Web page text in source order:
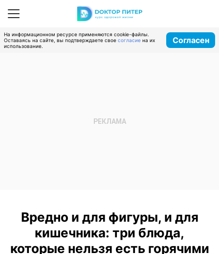
На информационном ресурсе применяются cookie-файлы.
Оставаясь на сайте, вы подтверждаете свое согласие на их
использование.
Согласен
Вредно и для фигуры, и для
кишечника: три блюда,
которые нельзя есть горячими